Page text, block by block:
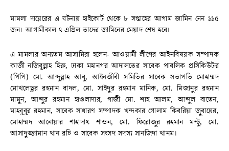
মামলা দায়েরের এ ঘটনায় হাইকোর্ট থেকে ৮ সপ্তাহের আগাম জামিন নেন ১১৫
জন। আগামীকাল ৭ এপ্রিল তাদের জামিনের মেয়াদ শেষ হবে।
এ মামলার অন্যতম আসামিরা হলেন- আওয়ামী লীগের আইনবিষয়ক সম্পাদক
কাজী নজিবুল্লাহ হিরু, ঢাকা মহানগর আদালতের সাবেক পাবলিক প্রসিকিউটর
(পিপি) মো. আব্দুল্লাহ আবু, আইনজীবী সমিতির সাবেক সভাপতি মোহাম্মদ
মোখলেছুর রহমান বাদল, মো. সাইদুর রহমান মানিক, মো. মিজানুর রহমান
মামুন, আব্দুর রহমান হাওলাদার, গাজী মো. শাহ আলম, আব্দুল বাতেন,
মাহবুবুর রহমান, সাবেক সাধারণ সম্পাদক খন্দকার গোলাম কিবরিয়া জুবায়ের,
মোহাম্মদ আনোয়ার শাহাদাৎ শাওন, মো. ফিরোজুর রহমান মন্টু, মো.
আসাদুজ্জামান খান রচি ও সাবেক সংসদ সদস্য সানজিদা খানম।